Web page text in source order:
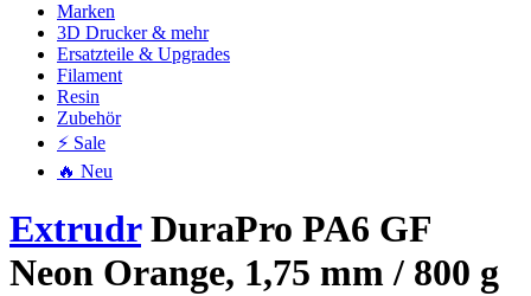
Marken
3D Drucker & mehr
Ersatzteile & Upgrades
Filament
Resin
Zubehör
⚡ Sale
🔥 Neu
ExtrudrDuraPro PA6 GF
Neon Orange, 1,75 mm / 800 g